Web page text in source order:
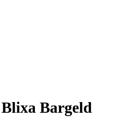
Bargeld